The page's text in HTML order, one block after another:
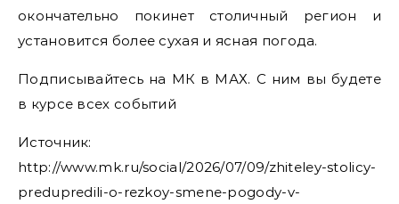
окончательно покинет столичный регион и
установится более сухая и ясная погода.
Подписывайтесь на МК в МАХ. С ним вы будете
в курсе всех событий
Источник:
http://www.mk.ru/social/2026/07/09/zhiteley-stolicy-
predupredili-o-rezkoy-smene-pogody-v-